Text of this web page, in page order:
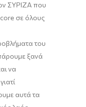
ΣΥΡΙΖΑ που
σε όλους
του
ξανά
να
αυτά τα